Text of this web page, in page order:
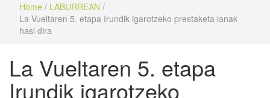
Home / LABURREAN /
La Vueltaren 5. etapa Irundik igarotzeko prestaketa lanak
hasi dira
La Vueltaren 5. etapa
Irundik igarotzeko